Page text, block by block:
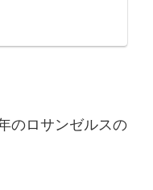
のロサンゼルスの